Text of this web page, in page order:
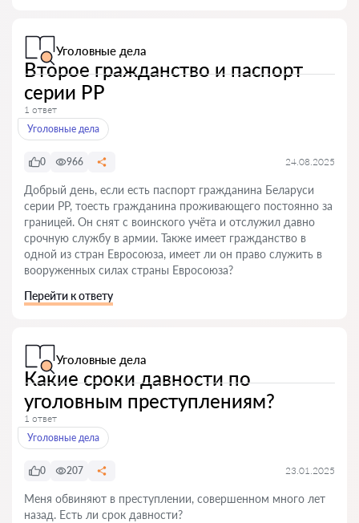
Уголовные дела
Второе гражданство и паспорт
серии PP
1 ответ
Уголовные дела
0 966 24.08.2025
Добрый день, если есть паспорт гражданина Беларуси
серии PP, тоесть гражданина проживающего постоянно за
границей. Он снят с воинского учёта и отслужил давно
срочную службу в армии. Также имеет гражданство в
одной из стран Евросоюза, имеет ли он право служить в
вооруженных силах страны Евросоюза?
Перейти к ответу
Уголовные дела
Какие сроки давности по
уголовным преступлениям?
1 ответ
Уголовные дела
0 207 23.01.2025
Меня обвиняют в преступлении, совершенном много лет
назад. Есть ли срок давности?